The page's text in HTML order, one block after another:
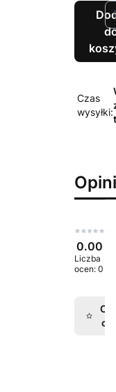
Czas
wysyłki:
0.00
Liczba
ocen: 0